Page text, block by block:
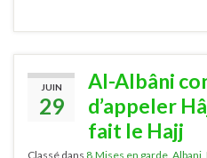
JUIN
29
Al-Albâni
d’appeler
fait le Hajj
Classé dans 8.Mises en garde, Albani,